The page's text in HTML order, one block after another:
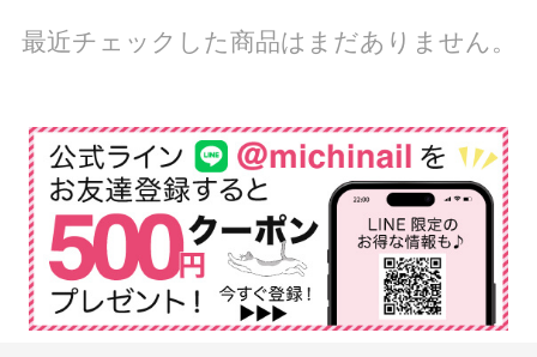
最近チェックした商品はまだありません。